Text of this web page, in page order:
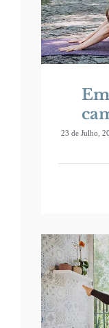
23 de Julho,